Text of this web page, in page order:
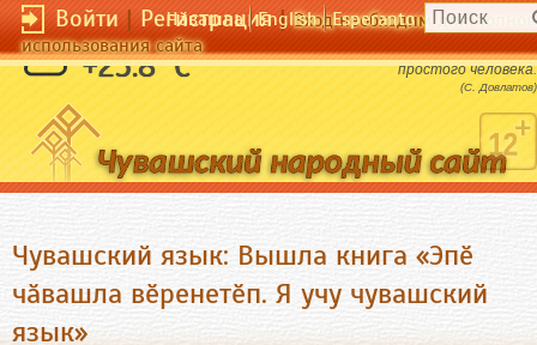
Войти|Регистрация|Вход необходим для
использования сайта
Чӑвашла English Esperanto
+25.8 °C
Гений - это бессмертный вариант
простого человека.
(С. Довлатов)
Чувашский язык: Вышла книга «Эпӗ
чӑвашла вӗренетӗп. Я учу чувашский
язык»